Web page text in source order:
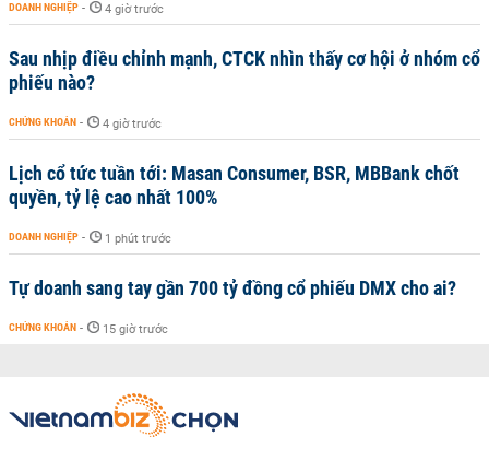
DOANH NGHIỆP - 4 giờ trước
Sau nhịp điều chỉnh mạnh, CTCK nhìn thấy cơ hội ở nhóm cổ
phiếu nào?
CHỨNG KHOÁN - 4 giờ trước
Lịch cổ tức tuần tới: Masan Consumer, BSR, MBBank chốt
quyền, tỷ lệ cao nhất 100%
DOANH NGHIỆP - 1 phút trước
Tự doanh sang tay gần 700 tỷ đồng cổ phiếu DMX cho ai?
CHỨNG KHOÁN - 15 giờ trước